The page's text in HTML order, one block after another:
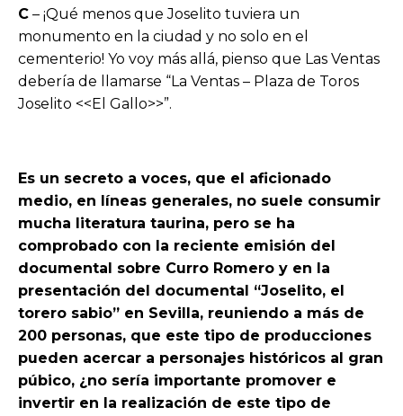
C – ¡Qué menos que Joselito tuviera un
monumento en la ciudad y no solo en el
cementerio! Yo voy más allá, pienso que Las Ventas
debería de llamarse “La Ventas – Plaza de Toros
Joselito <<El Gallo>>”.
Es un secreto a voces, que el aficionado
medio, en líneas generales, no suele consumir
mucha literatura taurina, pero se ha
comprobado con la reciente emisión del
documental sobre Curro Romero y en la
presentación del documental “Joselito, el
torero sabio” en Sevilla, reuniendo a más de
200 personas, que este tipo de producciones
pueden acercar a personajes históricos al gran
púbico, ¿no sería importante promover e
invertir en la realización de este tipo de